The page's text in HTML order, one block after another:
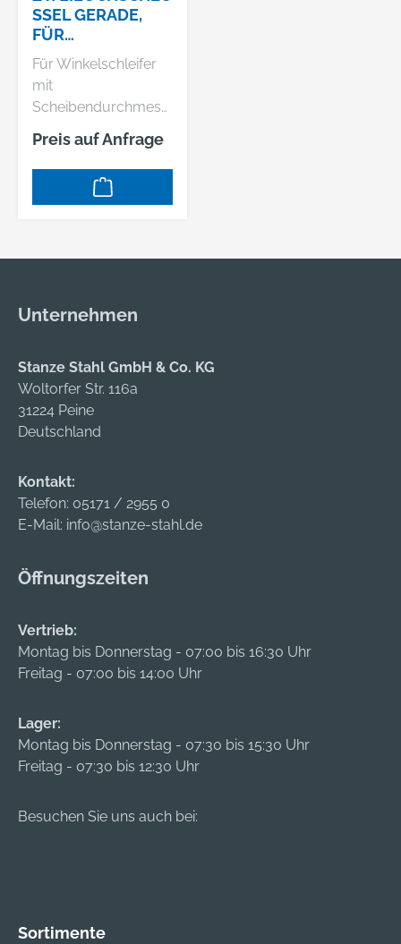
SSEL GERADE,
FÜR
WINKELSCHLEIFE
R MIT
SCHEIBENDURCH
MESSER 100-150
MM (623934000)
Für Winkelschleifer
mit
Scheibendurchmess
Preis auf Anfrage
Unternehmen
Stanze Stahl GmbH & Co. KG
Woltorfer Str. 116a
31224 Peine
Deutschland
Kontakt:
Telefon: 05171 / 2955 0
E-Mail: info@stanze-stahl.de
Öffnungszeiten
Vertrieb:
Montag bis Donnerstag - 07:00 bis 16:30 Uhr
Freitag - 07:00 bis 14:00 Uhr
Lager:
Montag bis Donnerstag - 07:30 bis 15:30 Uhr
Freitag - 07:30 bis 12:30 Uhr
Besuchen Sie uns auch bei:
Sortimente